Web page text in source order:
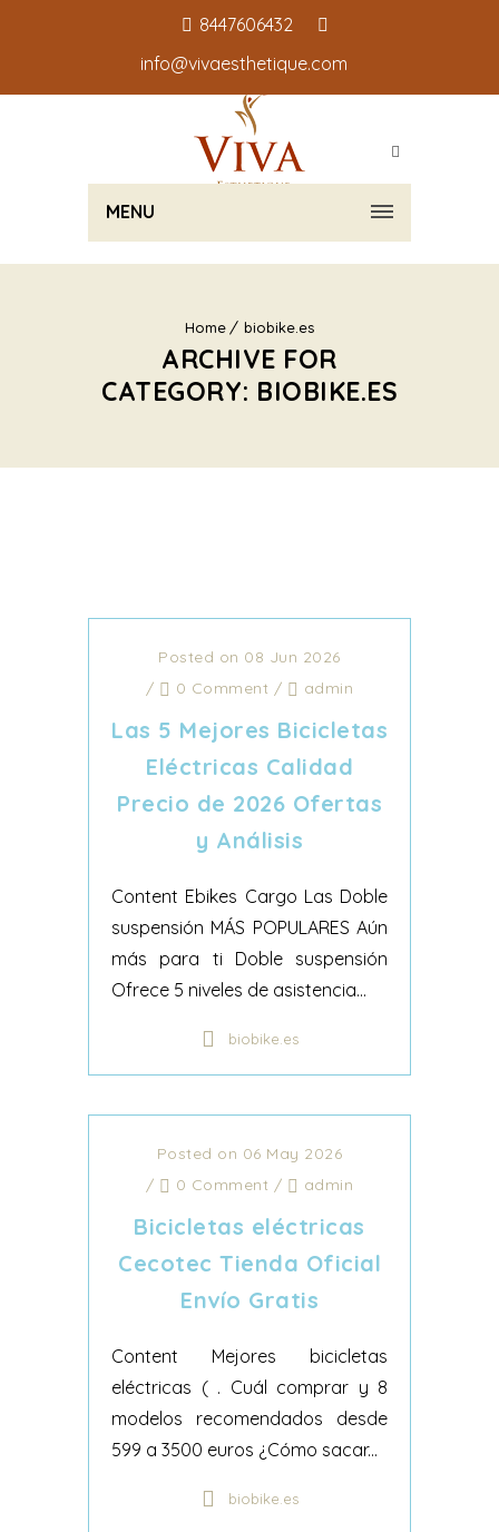
8447606432
info@vivaesthetique.com
MENU
Home biobike.es
ARCHIVE FOR
CATEGORY: BIOBIKE.ES
Posted on 08 Jun 2026
/
0 Comment / admin
Las 5 Mejores Bicicletas
Eléctricas Calidad
Precio de 2026 Ofertas
y Análisis
Content Ebikes Cargo Las Doble
suspensión MÁS POPULARES Aún
más para ti Doble suspensión
Ofrece 5 niveles de asistencia...
biobike.es
Posted on 06 May 2026
/
0 Comment / admin
Bicicletas eléctricas
Cecotec Tienda Oficial
Envío Gratis
Content Mejores bicicletas
eléctricas ( . Cuál comprar y 8
modelos recomendados desde
599 a 3500 euros ¿Cómo sacar...
biobike.es